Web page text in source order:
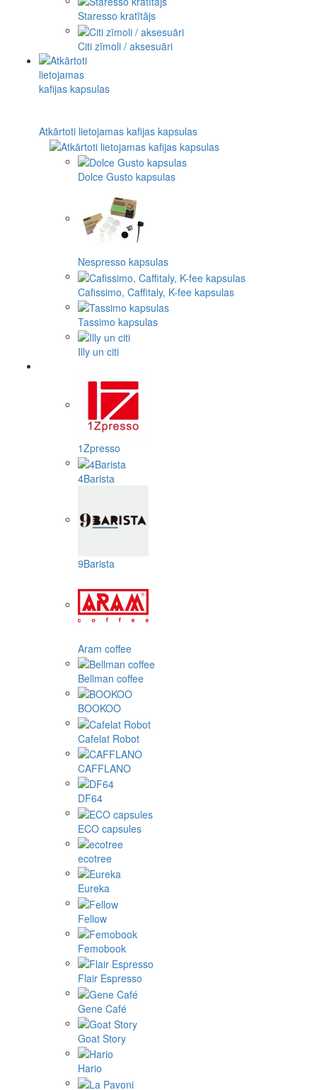
Staresso kratītājs
Citi zīmoli / aksesuāri
Atkārtoti lietojamas kafijas kapsulas
Dolce Gusto kapsulas
Nespresso kapsulas
Cafissimo, Caffitaly, K-fee kapsulas
Tassimo kapsulas
Illy un citi
1Zpresso
4Barista
9Barista
Aram coffee
Bellman coffee
BOOKOO
Cafelat Robot
CAFFLANO
DF64
ECO capsules
ecotree
Eureka
Fellow
Femobook
Flair Espresso
Gene Café
Goat Story
Hario